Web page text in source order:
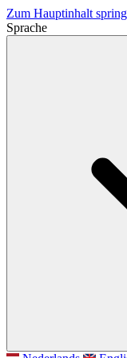
Zum Hauptinhalt
Sprache